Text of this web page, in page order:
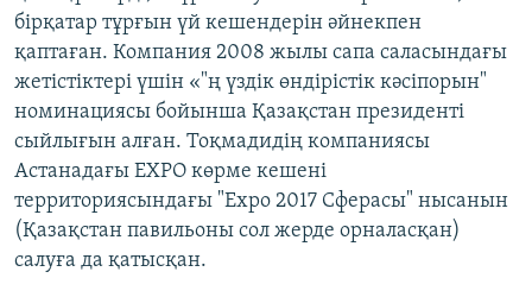
бірқатар тұрғын үй кешендерін әйнекпен
қаптаған. Компания 2008 жылы сапа саласындағы
жетістіктері үшін «"ң үздік өндірістік кәсіпорын"
номинациясы бойынша Қазақстан президенті
сыйлығын алған. Тоқмадидің компаниясы
Астанадағы EXPO көрме кешені
территориясындағы "Ехро 2017 Сферасы" нысанын
(Қазақстан павильоны сол жерде орналасқан)
салуға да қатысқан.